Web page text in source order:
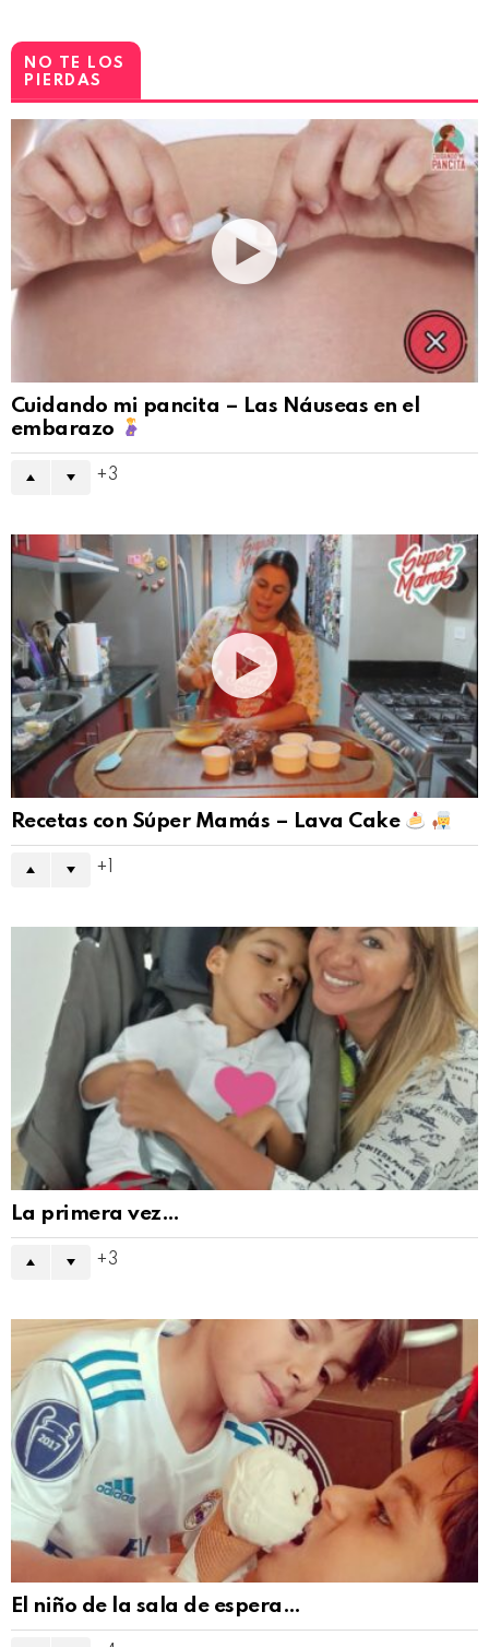
NO TE LOS
PIERDAS
Cuidando mi pancita – Las Náuseas en el
embarazo
3
Recetas con Súper Mamás – Lava Cake
La primera vez…
3
El niño de la sala de espera…